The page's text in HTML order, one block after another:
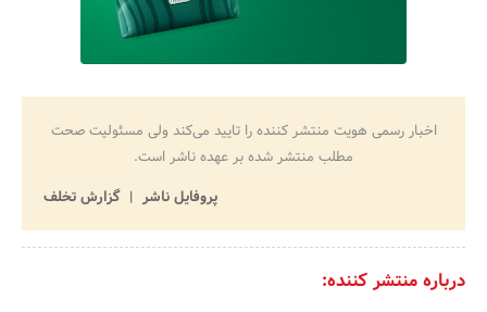
اخبار رسمی هویت منتشر کننده را تایید می‌کند ولی مسئولیت صحت
مطلب منتشر شده بر عهده ناشر است.
پروفایل ناشر
گزارش تخلف
درباره منتشر کننده: